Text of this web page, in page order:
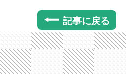
記事に戻る